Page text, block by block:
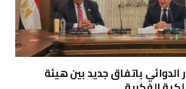
الدوائي باتفاق جديد بين هيئة